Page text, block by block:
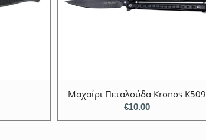
Μαχαίρι Πεταλούδα Kronos K509
€10.00